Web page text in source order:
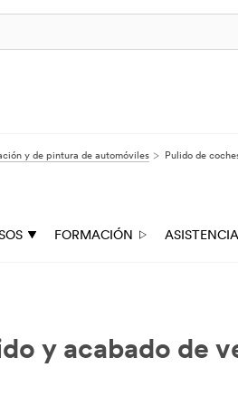
y de pintura de automóviles Pulido de
FORMACIÓN ASISTENCIA
y acabado de